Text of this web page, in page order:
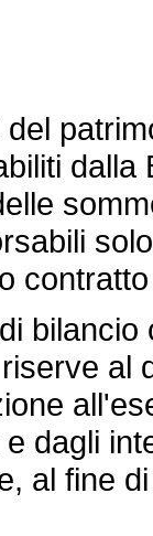
al
dagli
al fine